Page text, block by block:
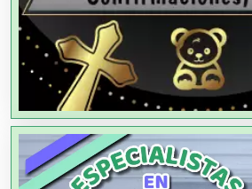
Agencias de Viajes
Agricultores
Agricultura y Ganadería